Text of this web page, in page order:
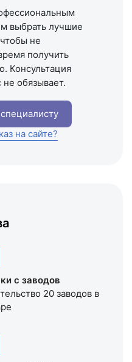
с заводов
20 заводов в
выбрать лучшие
не
получить
Консультация
обязывает.
на сайте?